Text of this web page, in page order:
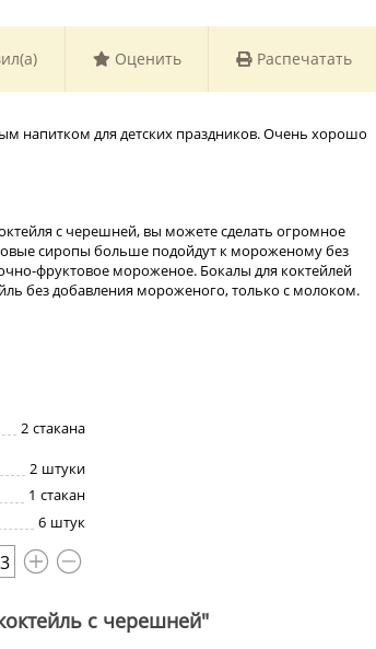
Оценить Распечатать
напитком для детских праздников. Очень хорошо
с черешней, вы можете сделать огромное
сиропы больше подойдут к мороженому без
фруктовое мороженое. Бокалы для коктейлей
без добавления мороженого, только с молоком.
2 стакана
2 штуки
1 стакан
6 штук
3
с черешней"